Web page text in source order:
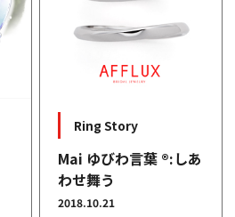
Ring Story
Mai ゆびわ言葉 ®:しあ
わせ舞う
2018.10.21